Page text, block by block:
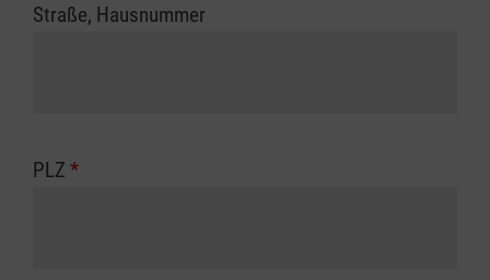
Straße, Hausnummer
PLZ *